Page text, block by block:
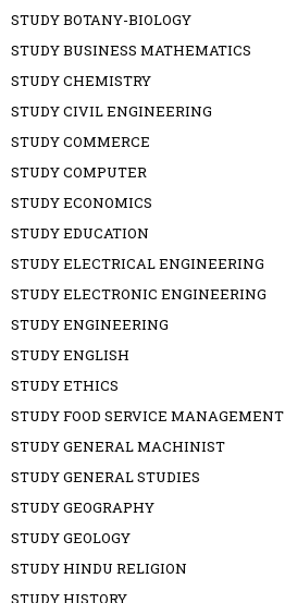
STUDY BOTANY-BIOLOGY
STUDY BUSINESS MATHEMATICS
STUDY CHEMISTRY
STUDY CIVIL ENGINEERING
STUDY COMMERCE
STUDY COMPUTER
STUDY ECONOMICS
STUDY EDUCATION
STUDY ELECTRICAL ENGINEERING
STUDY ELECTRONIC ENGINEERING
STUDY ENGINEERING
STUDY ENGLISH
STUDY ETHICS
STUDY FOOD SERVICE MANAGEMENT
STUDY GENERAL MACHINIST
STUDY GENERAL STUDIES
STUDY GEOGRAPHY
STUDY GEOLOGY
STUDY HINDU RELIGION
STUDY HISTORY